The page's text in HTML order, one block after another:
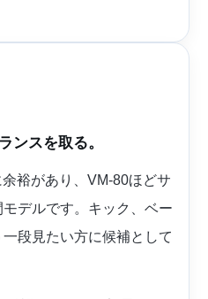
ンスを取る。
裕があり、VM-80ほどサ
デルです。キック、ベー
段見たい方に候補として